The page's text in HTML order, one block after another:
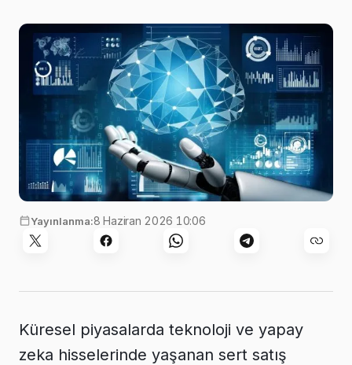
Yayınlanma:8 Haziran 2026 10:06
Küresel piyasalarda teknoloji ve yapay
zeka hisselerinde yaşanan sert satış